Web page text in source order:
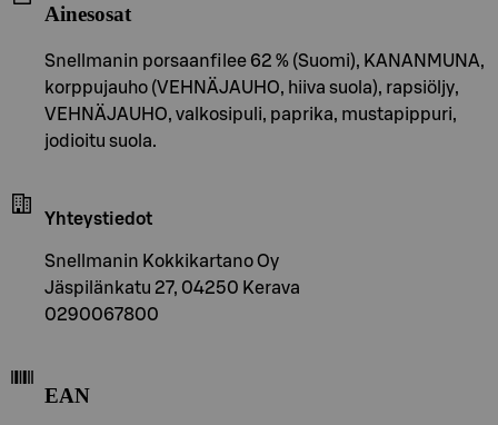
Ainesosat
Snellmanin porsaanfilee 62 % (Suomi), KANANMUNA,
korppujauho (VEHNÄJAUHO, hiiva suola), rapsiöljy,
VEHNÄJAUHO, valkosipuli, paprika, mustapippuri,
jodioitu suola.
Yhteystiedot
Snellmanin Kokkikartano Oy
Jäspilänkatu 27, 04250 Kerava
0290067800
EAN